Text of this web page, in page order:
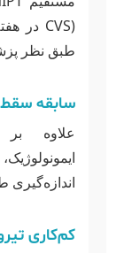
طبق نظر
سابقه سقط
علاوه
کم‌کاری